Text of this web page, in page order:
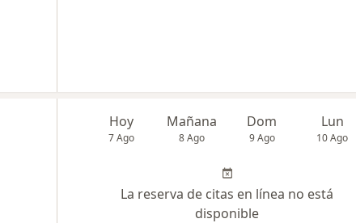
Hoy
7 Ago
Mañana
8 Ago
Dom
9 Ago
Lun
10 Ago
La reserva de citas en línea no está
disponible